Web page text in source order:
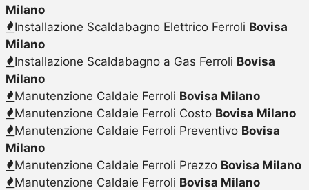
Milano
Installazione Scaldabagno Elettrico Ferroli Bovisa
Milano
Installazione Scaldabagno a Gas Ferroli Bovisa
Milano
Manutenzione Caldaie Ferroli Bovisa Milano
Manutenzione Caldaie Ferroli Costo Bovisa Milano
Manutenzione Caldaie Ferroli Preventivo Bovisa
Milano
Manutenzione Caldaie Ferroli Prezzo Bovisa Milano
Manutenzione Caldaie Ferroli Bovisa Milano